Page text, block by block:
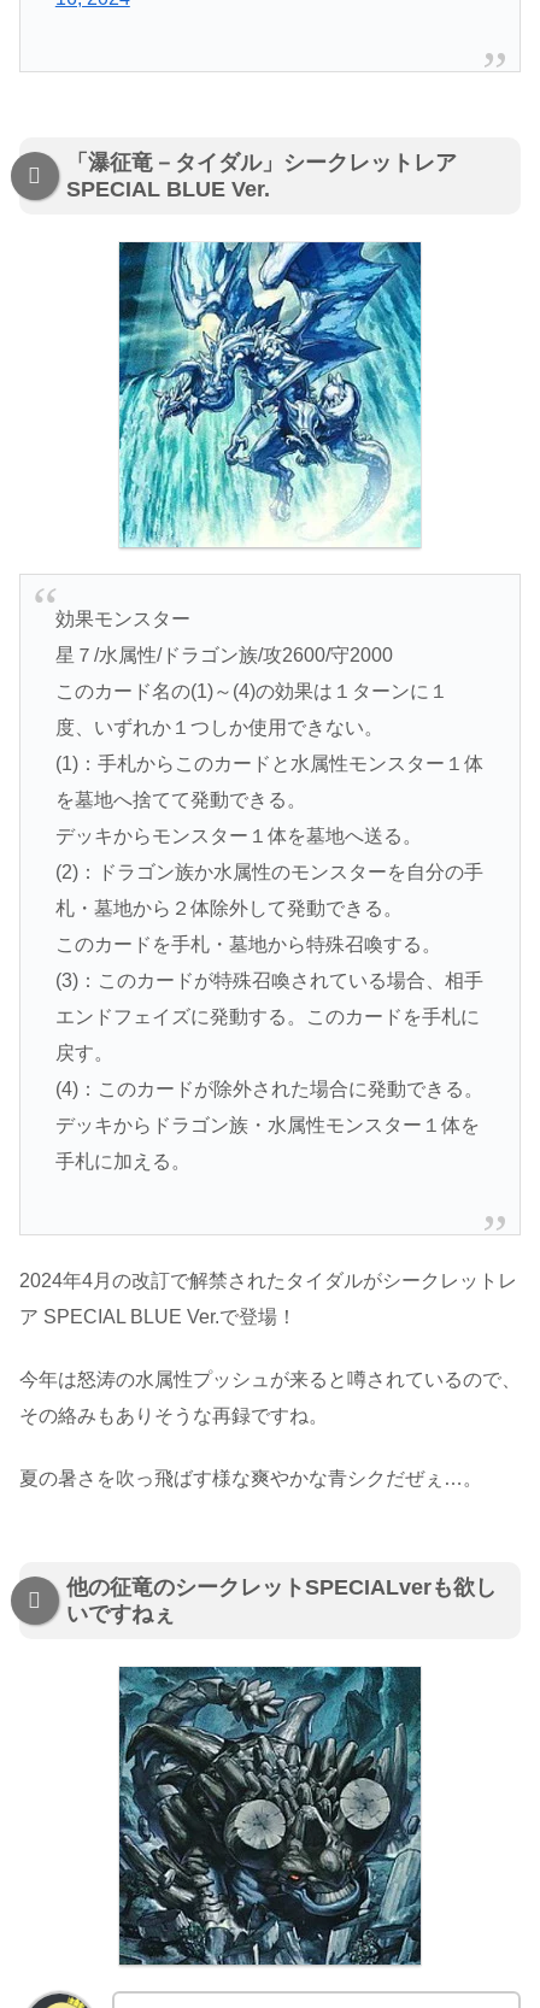
「瀑征竜－タイダル」シークレットレア
SPECIAL BLUE Ver.
効果モンスター
星７/水属性/ドラゴン族/攻2600/守2000
このカード名の(1)～(4)の効果は１ターンに１
度、いずれか１つしか使用できない。
(1)：手札からこのカードと水属性モンスター１体
を墓地へ捨てて発動できる。
デッキからモンスター１体を墓地へ送る。
(2)：ドラゴン族か水属性のモンスターを自分の手
札・墓地から２体除外して発動できる。
このカードを手札・墓地から特殊召喚する。
(3)：このカードが特殊召喚されている場合、相手
エンドフェイズに発動する。このカードを手札に
戻す。
(4)：このカードが除外された場合に発動できる。
デッキからドラゴン族・水属性モンスター１体を
手札に加える。
2024年4月の改訂で解禁されたタイダルがシークレットレ
ア SPECIAL BLUE Ver.で登場！
今年は怒涛の水属性プッシュが来ると噂されているので、
その絡みもありそうな再録ですね。
夏の暑さを吹っ飛ばす様な爽やかな青シクだぜぇ…。
他の征竜のシークレットSPECIALverも欲し
いですねぇ